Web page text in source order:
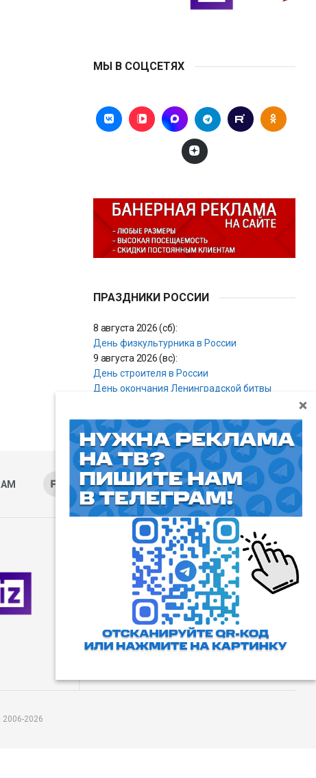
МЫ В СОЦСЕТЯХ
ПРАЗДНИКИ РОССИИ
8 августа 2026 (сб):
День физкультурника в России
9 августа 2026 (вс):
День строителя в России
День окончания Ленинградской битвы
RUTUBE ОК ДЗЕН
Пользовательское соглашение
Все права защищены. Любое
использование материалов
допускается только с согласия
редакции, а также с ссылкой на
сайт.
2006-2026